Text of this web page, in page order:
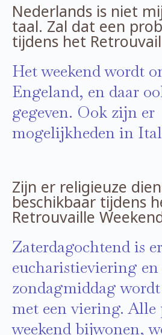
Nederlands is niet
taal. Zal dat een
tijdens het
Het weekend wordt
Engeland, en daar
gegeven. Ook zijn er
mogelijkheden in
Zijn er religieuze
beschikbaar tijdens
Retrouvaille
Zaterdagochtend is
eucharistieviering
zondagmiddag
met een viering. Alle
weekend bijwonen,